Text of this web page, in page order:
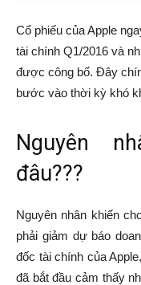
Cổ phiếu của Apple
tài chính Q1/2016 và
được công bố. Đây
bước vào thời kỳ khó
Nguyên
đâu???
Nguyên nhân khiến
phải giảm dự báo
đốc tài chính của
đã bắt đầu cảm thấy